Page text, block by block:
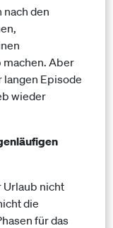
den
machen. Aber
langen Episode
wieder
nicht
die
für das